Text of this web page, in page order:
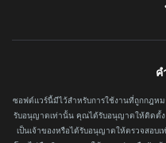
ค
ซอฟต์แวร์นี้มีไว้สำหรับการใช้งานที่ถูกกฎห
รับอนุญาตเท่านั้น คุณได้รับอนุญาตให้ติดตั้
เป็นเจ้าของหรือได้รับอนุญาตให้ตรวจสอ